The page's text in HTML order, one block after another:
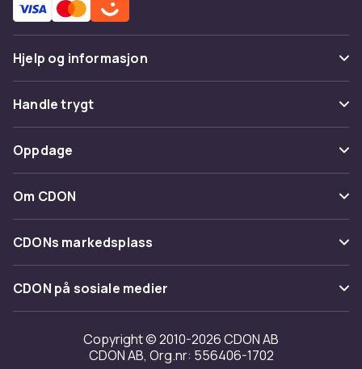
Hjelp og informasjon
Vanlige spørsmål
Spor pakke
Angre & returner her
Kontakt oss
Handle trygt
Betaling
Levering
Tilbakekallinger
Oppdage
Kategorier
Varemerker
Om CDON
Om oss
Kundeanmeldelser
Jobbe på CDON
Investor relations
Tilgjengelighet
CDONs markedsplass
Merchant Help Center
CDON på sosiale medier
Copyright © 2010-2026 CDON AB
CDON AB, Org.nr: 556406-1702